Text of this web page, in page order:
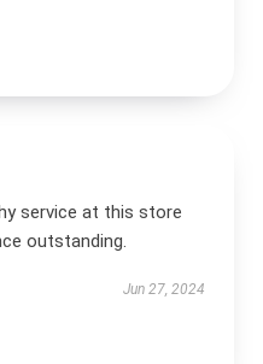
service at this store
outstanding.
Jun 27, 2024